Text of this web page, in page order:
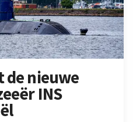
de nieuwe
INS